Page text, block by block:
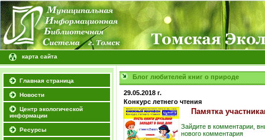
карта сайта
Главная страница
Новости
Центр экологической
информации
Ресурсы
Блог любителей книг о природе
29.05.2018 г.
Конкурс летнего чтения
Памятка
Зайдите в комментарии,
нового комментария